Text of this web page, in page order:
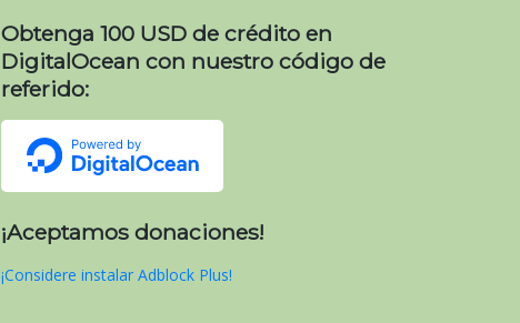
Obtenga 100 USD de crédito en
DigitalOcean con nuestro código de
referido:
¡Aceptamos donaciones!
¡Considere instalar Adblock Plus!